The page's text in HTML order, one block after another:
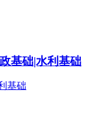
基础|水利基础